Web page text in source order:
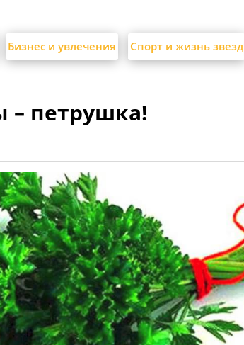
Бизнес и увлечения Спорт и жизнь звезд
петрушка!